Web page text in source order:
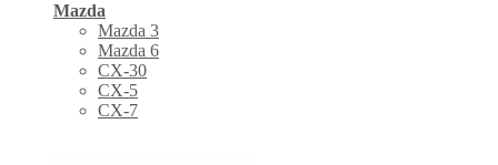
Mazda
Mazda 3
Mazda 6
CX-30
СХ-5
CX-7